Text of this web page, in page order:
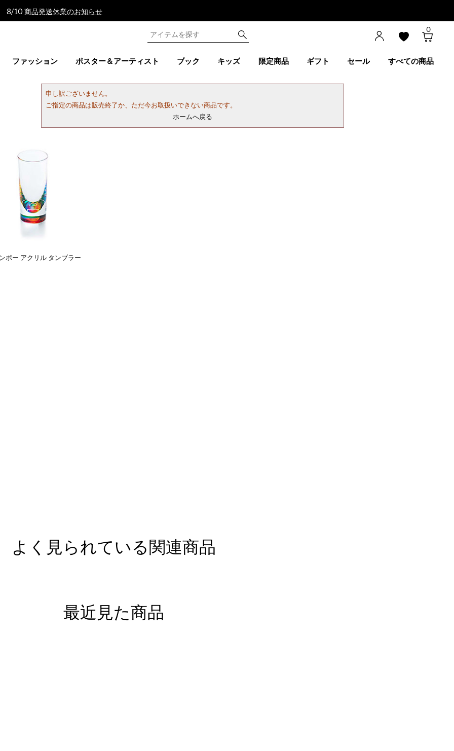
8/10 商品発送休業のお知らせ
0
ファッション ポスター＆アーティスト ブック キッズ 限定商品 ギフト セール すべての商品
申し訳ございません。
ご指定の商品は販売終了か、ただ今お取扱いできない商品です。
ホームへ戻る
ボー アクリル タンブラー
よく見られている関連商品
最近見た商品